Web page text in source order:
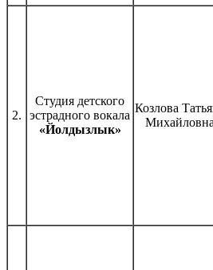
2.
Студия детского
эстрадного вокала
«Йолдызлык»
Козлова
Михайловна